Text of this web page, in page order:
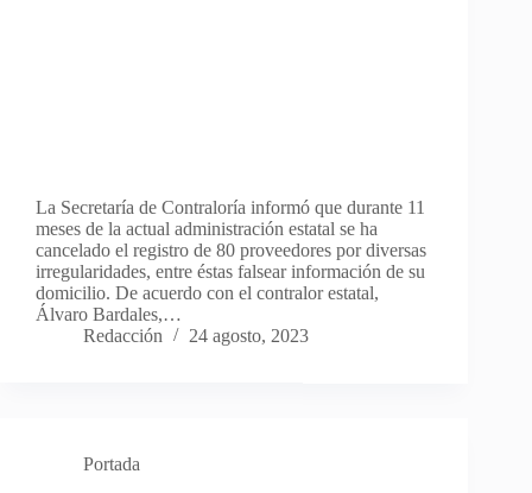
La Secretaría de Contraloría informó que durante 11
meses de la actual administración estatal se ha
cancelado el registro de 80 proveedores por diversas
irregularidades, entre éstas falsear información de su
domicilio. De acuerdo con el contralor estatal,
Álvaro Bardales,…
Redacción
24 agosto, 2023
Portada